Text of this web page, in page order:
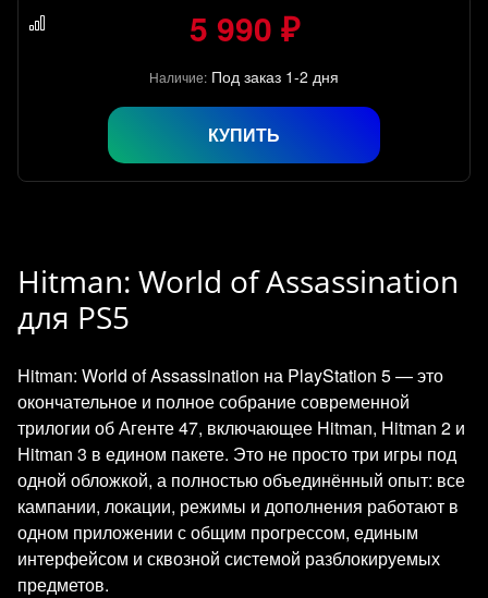
5 990 ₽
Наличие: Под заказ 1-2 дня
КУПИТЬ
Hitman: World of Assassination
для PS5
Hitman: World of Assassination на PlayStation 5 — это
окончательное и полное собрание современной
трилогии об Агенте 47, включающее Hitman, Hitman 2 и
Hitman 3 в едином пакете. Это не просто три игры под
одной обложкой, а полностью объединённый опыт: все
кампании, локации, режимы и дополнения работают в
одном приложении с общим прогрессом, единым
интерфейсом и сквозной системой разблокируемых
предметов.